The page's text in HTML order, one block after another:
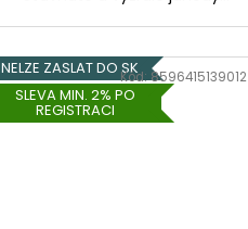
NELZE ZASLAT DO SK
SLEVA MIN. 2% PO
REGISTRACI
Kód:8596415139012